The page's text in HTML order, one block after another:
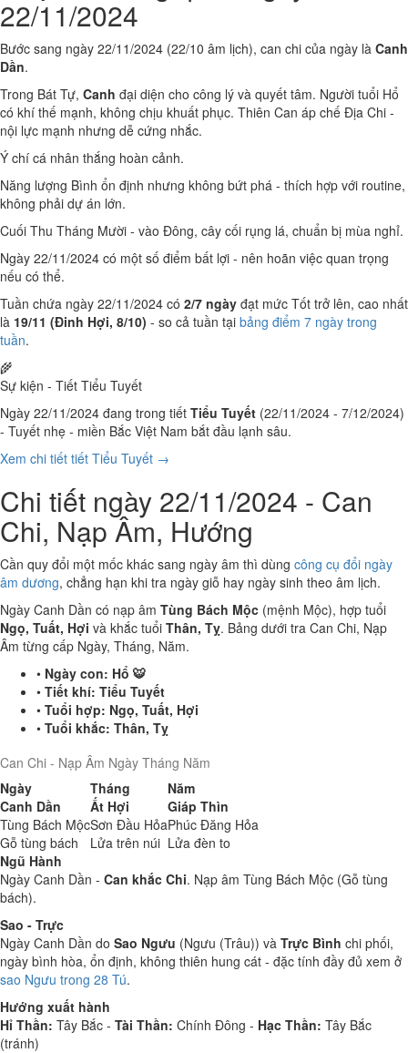
22/11/2024
Bước sang ngày 22/11/2024 (22/10 âm lịch), can chi của ngày là Canh
Dần.
Trong Bát Tự, Canh đại diện cho công lý và quyết tâm. Người tuổi Hổ
có khí thế mạnh, không chịu khuất phục. Thiên Can áp chế Địa Chi -
nội lực mạnh nhưng dễ cứng nhắc.
Ý chí cá nhân thắng hoàn cảnh.
Năng lượng Bình ổn định nhưng không bứt phá - thích hợp với routine,
không phải dự án lớn.
Cuối Thu Tháng Mười - vào Đông, cây cối rụng lá, chuẩn bị mùa nghỉ.
Ngày 22/11/2024 có một số điểm bất lợi - nên hoãn việc quan trọng
nếu có thể.
Tuần chứa ngày 22/11/2024 có 2/7 ngày đạt mức Tốt trở lên, cao nhất
là 19/11 (Đinh Hợi, 8/10) - so cả tuần tại bảng điểm 7 ngày trong
tuần.
🌾
Sự kiện - Tiết Tiểu Tuyết
Ngày 22/11/2024 đang trong tiết Tiểu Tuyết (22/11/2024 - 7/12/2024)
- Tuyết nhẹ - miền Bắc Việt Nam bắt đầu lạnh sâu.
Xem chi tiết tiết Tiểu Tuyết →
Chi tiết ngày 22/11/2024 - Can
Chi, Nạp Âm, Hướng
Cần quy đổi một mốc khác sang ngày âm thì dùng công cụ đổi ngày
âm dương, chẳng hạn khi tra ngày giỗ hay ngày sinh theo âm lịch.
Ngày Canh Dần có nạp âm Tùng Bách Mộc (mệnh Mộc), hợp tuổi
Ngọ, Tuất, Hợi và khắc tuổi Thân, Tỵ. Bảng dưới tra Can Chi, Nạp
Âm từng cấp Ngày, Tháng, Năm.
• Ngày con: Hổ 🐯
• Tiết khí: Tiểu Tuyết
• Tuổi hợp: Ngọ, Tuất, Hợi
• Tuổi khắc: Thân, Tỵ
Can Chi - Nạp Âm Ngày Tháng Năm
Ngày
Tháng
Năm
Canh Dần
Ất Hợi
Giáp Thìn
Tùng Bách MộcSơn Đầu HỏaPhúc Đăng Hỏa
Gỗ tùng bách
Lửa trên núi Lửa đèn to
Ngũ Hành
Ngày Canh Dần - Can khắc Chi. Nạp âm Tùng Bách Mộc (Gỗ tùng
bách).
Sao - Trực
Ngày Canh Dần do Sao Ngưu (Ngưu (Trâu)) và Trực Bình chi phối,
ngày bình hòa, ổn định, không thiên hung cát - đặc tính đầy đủ xem ở
sao Ngưu trong 28 Tú.
Hướng xuất hành
Hỉ Thần: Tây Bắc - Tài Thần: Chính Đông - Hạc Thần: Tây Bắc
(tránh)